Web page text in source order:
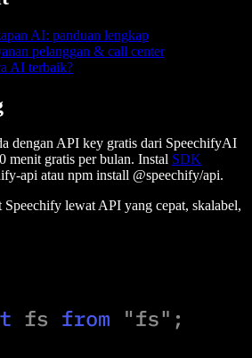
AI: panduan lengkap
pelanggan & call center
AI terbaik?
dengan API key gratis dari SpeechifyAI
menit gratis per bulan. Instal SDK
api atau npm install @speechify/api.
Speechify lewat API yang cepat, skalabel,